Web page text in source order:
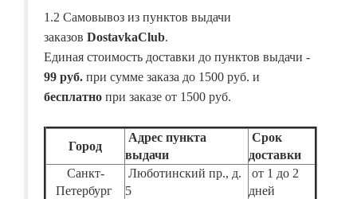
1.2 Самовывоз из пунктов выдачи
заказов DostavkaClub.
Единая стоимость доставки до пунктов выдачи -
99 руб. при сумме заказа до 1500 руб. и
бесплатно при заказе от 1500 руб.
Город
Адрес пункта
выдачи
Срок
доставки
Санкт-
Петербург
Люботинский пр., д.
5
от 1 до 2
дней